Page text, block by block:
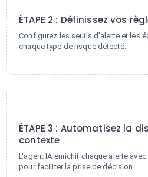
ÉTAPE 2 : Définissez vos
Configurez les seuils d'alerte et les
chaque type de risque détecté.
ÉTAPE 3 : Automatisez la
contexte
L'agent IA enrichit chaque alerte
pour faciliter la prise de décision.